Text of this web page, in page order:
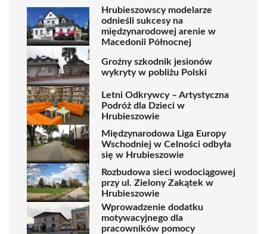
Hrubieszowscy modelarze
odnieśli sukcesy na
międzynarodowej arenie w
Macedonii Północnej
Groźny szkodnik jesionów
wykryty w pobliżu Polski
Letni Odkrywcy – Artystyczna
Podróż dla Dzieci w
Hrubieszowie
Międzynarodowa Liga Europy
Wschodniej w Celności odbyła
się w Hrubieszowie
Rozbudowa sieci wodociągowej
przy ul. Zielony Zakątek w
Hrubieszowie
Wprowadzenie dodatku
motywacyjnego dla
pracowników pomocy